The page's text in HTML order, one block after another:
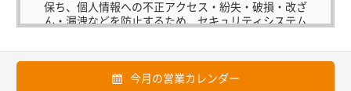
保ち、個人情報への不正アクセス・紛失・破損・改ざ
ん・漏洩などを防止するため、セキュリティシステム
措置を講じ、安全対策を実施し個人情報の厳重な管理
を行ないます。
今月の営業カレンダー